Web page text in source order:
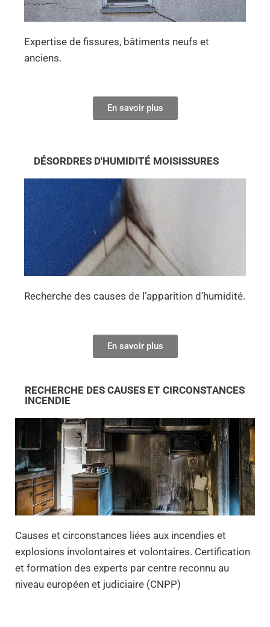
Expertise de fissures, bâtiments neufs et
anciens.
En savoir plus
DÉSORDRES D'HUMIDITÉ MOISISSURES
Recherche des causes de l’apparition d’humidité.
En savoir plus
RECHERCHE DES CAUSES ET CIRCONSTANCES
INCENDIE
Causes et circonstances liées aux incendies et
explosions involontaires et volontaires. Certification
et formation des experts par centre reconnu au
niveau européen et judiciaire (CNPP)